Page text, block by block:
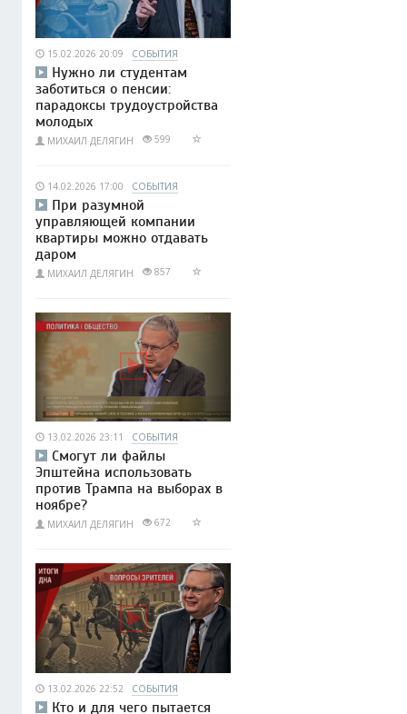
15.02.2026 20:09 СОБЫТИЯ
Нужно ли студентам
заботиться о пенсии:
парадоксы трудоустройства
молодых
МИХАИЛ ДЕЛЯГИН 599
14.02.2026 17:00 СОБЫТИЯ
При разумной
управляющей компании
квартиры можно отдавать
даром
МИХАИЛ ДЕЛЯГИН 857
13.02.2026 23:11 СОБЫТИЯ
Смогут ли файлы
Эпштейна использовать
против Трампа на выборах в
ноябре?
МИХАИЛ ДЕЛЯГИН 672
13.02.2026 22:52 СОБЫТИЯ
Кто и для чего пытается